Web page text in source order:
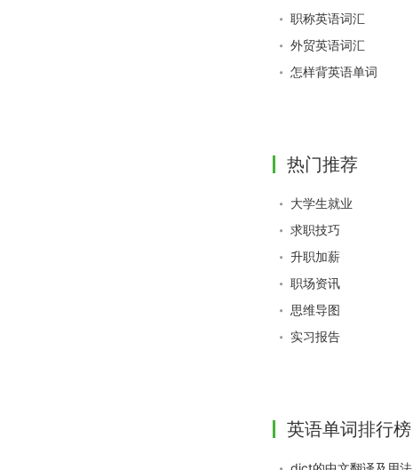
职称英语词汇
外贸英语词汇
怎样背英语单词
热门推荐
大学生就业
求职技巧
升职加薪
职场资讯
思维导图
实习报告
英语单词排行榜